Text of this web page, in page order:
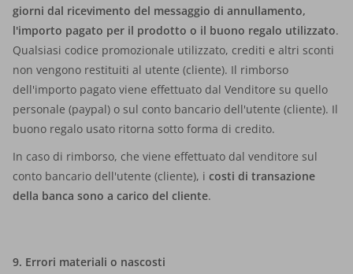
giorni dal ricevimento del messaggio di annullamento,
l'importo pagato per il prodotto o il buono regalo utilizzato.
Qualsiasi codice promozionale utilizzato, crediti e altri sconti
non vengono restituiti al utente (cliente). Il rimborso
dell'importo pagato viene effettuato dal Venditore su quello
personale (paypal) o sul conto bancario dell'utente (cliente). Il
buono regalo usato ritorna sotto forma di credito.
In caso di rimborso, che viene effettuato dal venditore sul
conto bancario dell'utente (cliente), i costi di transazione
della banca sono a carico del cliente.
9. Errori materiali o nascosti